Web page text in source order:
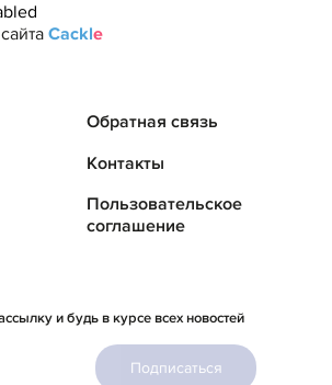
Cackle
Обратная связь
Контакты
Пользовательское
соглашение
и будь в курсе всех новостей
Подписаться